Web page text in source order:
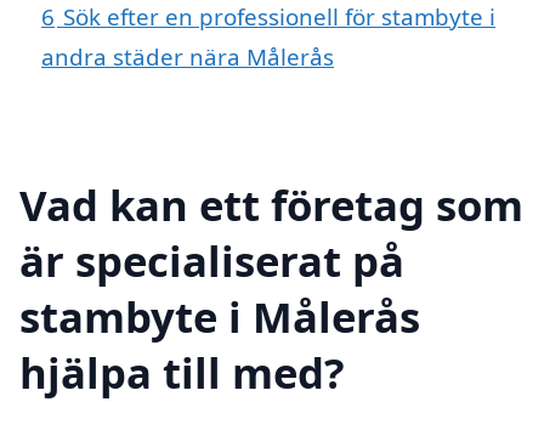
6 Sök efter en professionell för stambyte i
andra städer nära Målerås
Vad kan ett företag som
är specialiserat på
stambyte i Målerås
hjälpa till med?